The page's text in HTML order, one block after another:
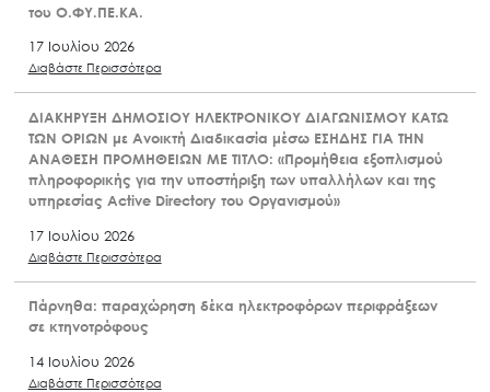
του Ο.ΦΥ.ΠΕ.ΚΑ.
17 Ιουλίου 2026
Διαβάστε Περισσότερα
ΔΙΑΚΗΡΥΞΗ ΔΗΜΟΣΙΟΥ ΗΛΕΚΤΡΟΝΙΚΟΥ ΔΙΑΓΩΝΙΣΜΟΥ ΚΑΤΩ
ΤΩΝ ΟΡΙΩΝ με Ανοικτή Διαδικασία μέσω ΕΣΗΔΗΣ ΓΙΑ ΤΗΝ
ΑΝΑΘΕΣΗ ΠΡΟΜΗΘΕΙΩΝ ΜΕ ΤΙΤΛΟ: «Προμήθεια εξοπλισμού
πληροφορικής για την υποστήριξη των υπαλλήλων και της
υπηρεσίας Active Directory του Οργανισμού»
17 Ιουλίου 2026
Διαβάστε Περισσότερα
Πάρνηθα: παραχώρηση δέκα ηλεκτροφόρων περιφράξεων
σε κτηνοτρόφους
14 Ιουλίου 2026
Διαβάστε Περισσότερα